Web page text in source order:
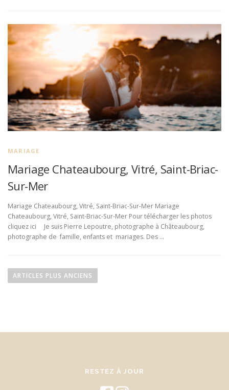
MARIAGE
Mariage Chateaubourg, Vitré, Saint-Briac-
Sur-Mer
Mariage Chateaubourg, Vitré, Saint-Briac-Sur-Mer Mariage
Chateaubourg, Vitré, Saint-Briac-Sur-Mer Pour télécharger les photos
cliquez ici Je suis Pierre Lepoutre, photographe à Châteaubourg,
photographe de famille, enfants et mariages. Des …
aARTICLES PLUS ANCIENS
RESTEZ À JOUR